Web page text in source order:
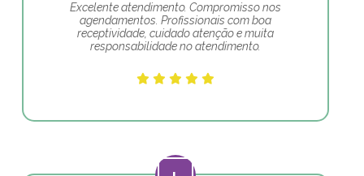
Excelente atendimento. Compromisso nos
agendamentos. Profissionais com boa
receptividade, cuidado atenção e muita
responsabilidade no atendimento.